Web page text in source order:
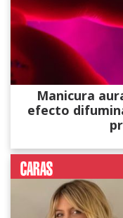
Manicura
efecto